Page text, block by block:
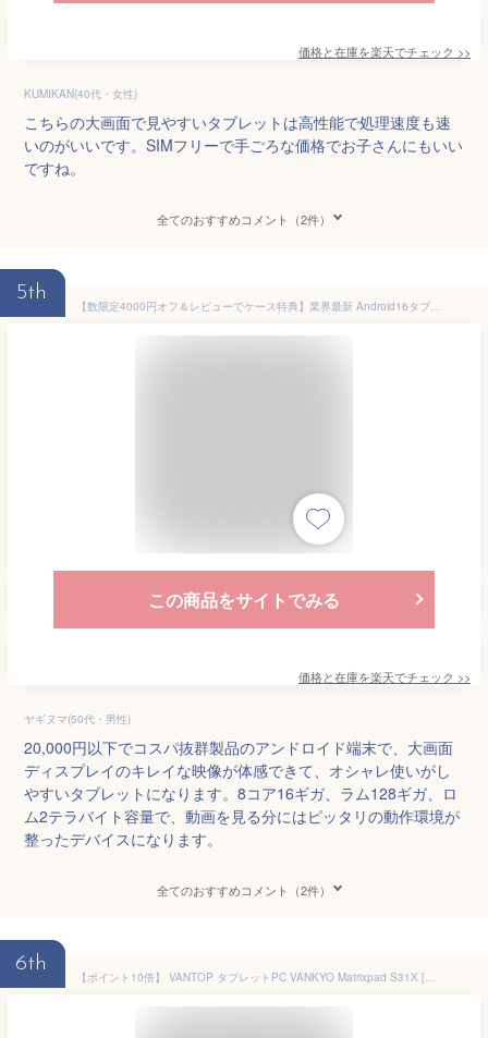
価格と在庫を楽天でチェック >>
KUMIKAN(40代・女性)
こちらの大画面で見やすいタブレットは高性能で処理速度も速
いのがいいです。SIMフリーで手ごろな価格でお子さんにもいい
ですね。
全てのおすすめコメント（2件）
5th
【数限定4000円オフ＆レビューでケース特典】業界最新 Android16タブレット 楽天1位 DOOGEE U11 Gemini AIタブレット 11インチ 大画面 Android16 8コア 16GB RAM+128GB ROM+2TB拡張可 90Hz Android15タブレット/Widevine L1 Netflix/顔認識/13MP AIカメラ/8580mAhバッテリー
この商品をサイトでみる
価格と在庫を楽天でチェック >>
ヤギヌマ(50代・男性)
20,000円以下でコスパ抜群製品のアンドロイド端末で、大画面
ディスプレイのキレイな映像が体感できて、オシャレ使いがし
やすいタブレットになります。8コア16ギガ、ラム128ギガ、ロ
ム2テラバイト容量で、動画を見る分にはピッタリの動作環境が
整ったデバイスになります。
全てのおすすめコメント（2件）
6th
【ポイント10倍】 VANTOP タブレットPC VANKYO Matrixpad S31X [画面解像度：1920x1200 ストレージ容量：64GB メモリ容量：3GB] 【P10倍】